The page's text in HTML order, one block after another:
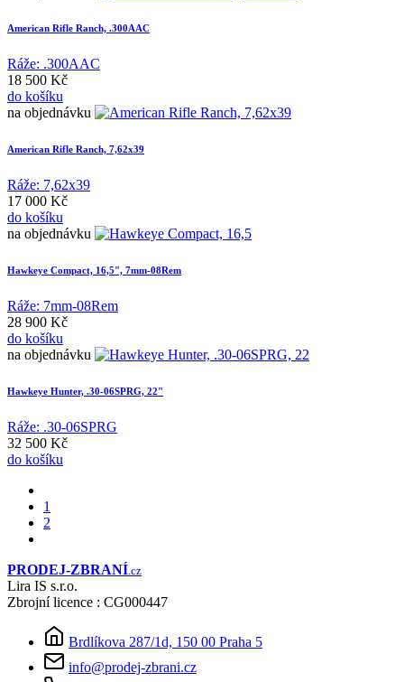
American Rifle Ranch, .300AAC
Ráže: .300AAC
18 500 Kč
do košíku
na objednávku
American Rifle Ranch, 7,62x39
Ráže: 7,62x39
17 000 Kč
do košíku
na objednávku
Hawkeye Compact, 16,5", 7mm-08Rem
Ráže: 7mm-08Rem
28 900 Kč
do košíku
na objednávku
Hawkeye Hunter, .30-06SPRG, 22"
Ráže: .30-06SPRG
32 500 Kč
do košíku
1
2
PRODEJ-ZBRANÍ .cz
Lira IS s.r.o.
Zbrojní licence : CG000447
Brdlíkova 287/1d, 150 00 Praha 5
info@prodej-zbrani.cz